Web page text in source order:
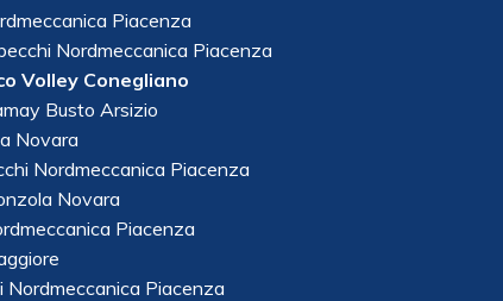
Piacenza
Nordmeccanica Piacenza
Volley Conegliano
Busto Arsizio
Novara
Nordmeccanica Piacenza
Novara
Piacenza
Piacenza